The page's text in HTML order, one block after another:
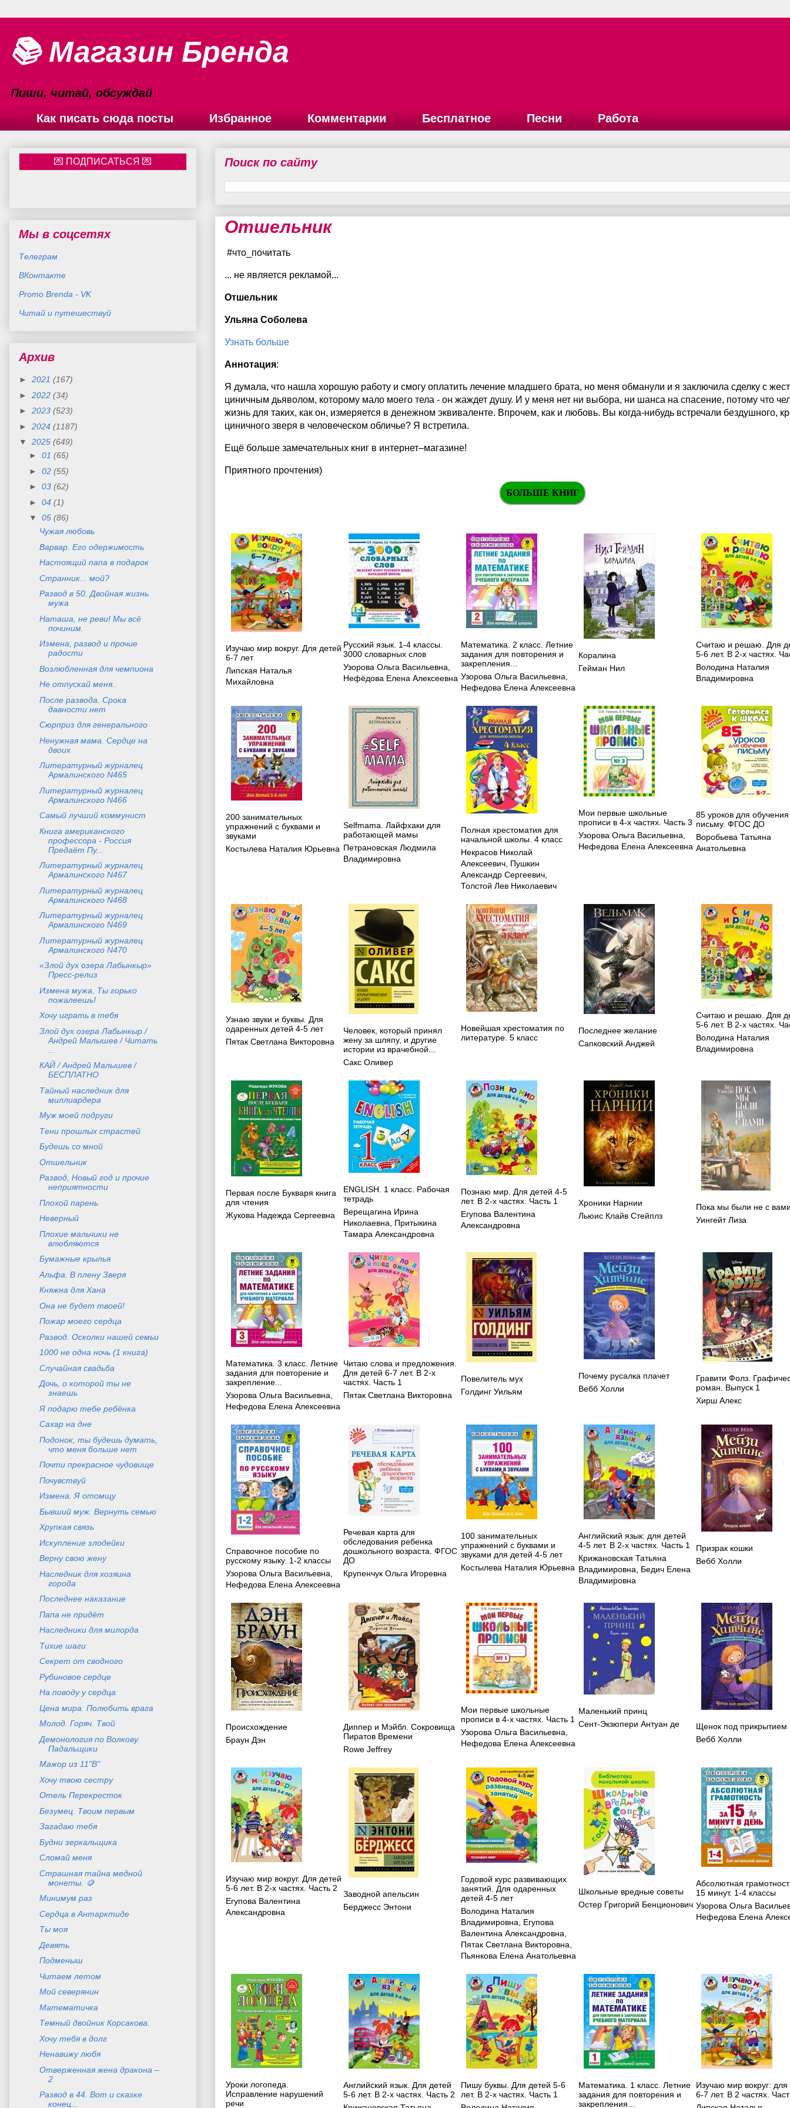
📚 Магазин Бренда
Пиши, читай, обсуждай
Как писать сюда посты
Избранное Комментарии Бесплатное Песни Работа
Поиск по сайту
Отшельник
#что_почитать
... не является рекламой...
Отшельник
Ульяна Соболева
Узнать больше
Аннотация:
Я думала, что нашла хорошую работу и смогу оплатить лечение младшего брата, но меня обманули и я заключила сделку с
циничным дьяволом, которому мало моего тела - он жаждет душу. И у меня нет ни выбора, ни шанса на спасение, потому что
жизнь для таких, как он, измеряется в денежном эквиваленте. Впрочем, как и любовь. Вы когда-нибудь встречали бездушного,
циничного зверя в человеческом обличье? Я встретила.
Ещё больше замечательных книг в интернет–магазине!
Приятного прочтения)
БОЛЬШЕ КНИГ
Изучаю мир вокруг. Для детей
6-7 лет
Липская Наталья
Михайловна
Русский язык. 1-4 классы.
3000 словарных слов
Узорова Ольга Васильевна
Нефёдова Елена Алексеевна
Математика. 2 класс. Летние
задания для повторения и
закрепления...
Узорова Ольга Васильевна
Нефедова Елена Алексеевна
Коралина
Гейман Нил
Считаю и решаю. Для
5-6 лет. В 2-х частях.
Володина Наталия
Владимировна
200 занимательных
упражнений с буквами и
звуками
Костылева Наталия Юрьевна
Selfmama. Лайфхаки для
работающей мамы
Петрановская Людмила
Владимировна
Полная хрестоматия для
начальной школы. 4 класс
Некрасов Николай
Алексеевич Пушкин
Александр Сергеевич
Толстой Лев Николаевич
Мои первые школьные
прописи в 4-х частях. Часть 3
Узорова Ольга Васильевна
Нефедова Елена Алексеевна
85 уроков для обучения
письму. ФГОС ДО
Воробьева Татьяна
Анатольевна
Узнаю звуки и буквы. Для
одаренных детей 4-5 лет
Пятак Светлана Викторовна
Человек, который принял
жену за шляпу, и другие
истории из врачебной...
Сакс Оливер
Новейшая хрестоматия по
литературе. 5 класс
Последнее желание
Сапковский Анджей
Считаю и решаю. Для
5-6 лет. В 2-х частях.
Володина Наталия
Владимировна
Первая после Букваря книга
для чтения
Жукова Надежда Сергеевна
ENGLISH. 1 класс. Рабочая
тетрадь
Верещагина Ирина
Николаевна
Притыкина
Тамара Александровна
Познаю мир. Для детей 4-5
лет. В 2-х частях. Часть 1
Егупова Валентина
Александровна
Хроники Нарнии
Льюис Клайв Стейплз
Пока мы были не с
Уингейт Лиза
Математика. 3 класс. Летние
задания для повторение и
закрепление...
Узорова Ольга Васильевна
Нефедова Елена Алексеевна
Читаю слова и предложения.
Для детей 6-7 лет. В 2-х
частях. Часть 1
Пятак Светлана Викторовна
Повелитель мух
Голдинг Уильям
Почему русалка плачет
Вебб Холли
Гравити Фолз.
роман. Выпуск 1
Хирш Алекс
Справочное пособие по
русскому языку. 1-2 классы
Узорова Ольга Васильевна
Нефедова Елена Алексеевна
Речевая карта для
обследования ребенка
дошкольного возраста. ФГОС
ДО
Крупенчук Ольга Игоревна
100 занимательных
упражнений с буквами и
звуками для детей 4-5 лет
Костылева Наталия Юрьевна
Английский язык: для детей
4-5 лет. В 2-х частях. Часть 1
Крижановская Татьяна
Владимировна
Бедич Елена
Владимировна
Призрак кошки
Вебб Холли
Происхождение
Браун Дэн
Диппер и Мэйбл. Сокровища
Пиратов Времени
Rowe Jeffrey
Мои первые школьные
прописи в 4-х частях. Часть 1
Узорова Ольга Васильевна
Нефедова Елена Алексеевна
Маленький принц
Сент-Экзюпери Антуан де
Щенок под прикрытием
Вебб Холли
Изучаю мир вокруг. Для детей
5-6 лет. В 2-х частях. Часть 2
Егупова Валентина
Александровна
Заводной апельсин
Берджесс Энтони
Годовой курс развивающих
занятий. Для одаренных
детей 4-5 лет
Володина Наталия
Владимировна
Егупова
Валентина Александровна
Пятак Светлана Викторовна
Пьянкова Елена Анатольевна
Школьные вредные советы
Остер Григорий Бенционович
Абсолютная
15 минут. 1-4 классы
Узорова Ольга
Нефедова Елена
Уроки логопеда.
Исправление нарушений
речи
Английский язык. Для детей
5-6 лет. В 2-х частях. Часть 2
Пишу буквы. Для детей 5-6
лет. В 2-х частях. Часть 1
Математика. 1 класс. Летние
задания для повторения и
закрепления...
Изучаю мир вокруг: для
6-7 лет. В 2 частях.
Мы в соцсетях
Телеграм
ВКонтакте
Promo Brenda - VK
Читай и путешествуй
Архив
► 2021 (167)
► 2022 (34)
► 2023 (523)
► 2024 (1187)
▼ 2025 (649)
► 01 (65)
► 02 (55)
► 03 (62)
► 04 (1)
▼ 05 (86)
Чужая любовь
Варвар. Его одержимость
Настоящий папа в подарок
Странник... мой?
Развод в 50. Двойная жизнь
мужа
Наташа, не реви! Мы всё
починим.
Измена, развод и прочие
радости
Возлюбленная для чемпиона
Не отпускай меня..
После развода. Срока
давности нет
Сюрприз для генерального
Ненужная мама. Сердце на
двоих
Литературный журналец
Армалинского N465
Литературный журналец
Армалинского N466
Самый лучший коммунист
Книга американского
профессора - Россия
Предаёт Пу...
Литературный журналец
Армалинского N467
Литературный журналец
Армалинского N468
Литературный журналец
Армалинского N469
Литературный журналец
Армалинского N470
«Злой дух озера Лабынкыр»
Пресс-релиз
Измена мужа. Ты горько
пожалеешь!
Хочу играть в тебя
Злой дух озера Лабынкыр /
Андрей Малышев / Читать
КАЙ / Андрей Малышев /
БЕСПЛАТНО
Тайный наследник для
миллиардера
Муж моей подруги
Тени прошлых страстей
Будешь со мной
Отшельник
Развод, Новый год и прочие
неприятности
Плохой парень
Неверный
Плохие мальчики не
влюбляются
Бумажные крылья
Альфа. В плену Зверя
Княжна для Хана
Она не будет твоей!
Пожар моего сердца
Развод. Осколки нашей семьи
1000 не одна ночь (1 книга)
Случайная свадьба
Дочь, о которой ты не
знаешь
Я подарю тебе ребёнка
Сахар на дне
Подонок, ты будешь думать,
что меня больше нет
Почти прекрасное чудовище
Почувствуй
Измена. Я отомщу
Бывший муж. Вернуть семью
Хрупкая связь
Искупление злодейки
Верну свою жену
Наследник для хозяина
города
Последнее наказание
Папа не придёт
Наследники для милорда
Тихие шаги
Секрет от сводного
Рубиновое сердце
На поводу у сердца
Цена мира. Полюбить врага
Молод. Горяч. Твой
Демонология по Волкову.
Падальщики
Мажор из 11"В"
Хочу твою сестру
Отель Перекресток
Безумец. Твоим первым
Загадаю тебя
Будни зеркальщика
Сломай меня
Страшная тайна медной
монеты. 🪙
Минимум раз
Сердца в Антарктиде
Ты моя
Девять
Подменыш
Читаем летом
Мой северянин
Математичка
Темный двойник Корсакова.
Хочу тебя в долг
Ненавижу любя
Отверженная жена дракона –
2
Развод в 44. Вот и сказке
конец...